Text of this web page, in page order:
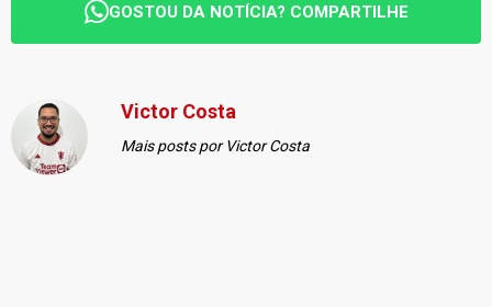
GOSTOU DA NOTÍCIA? COMPARTILHE
Victor Costa
Mais posts por Victor Costa